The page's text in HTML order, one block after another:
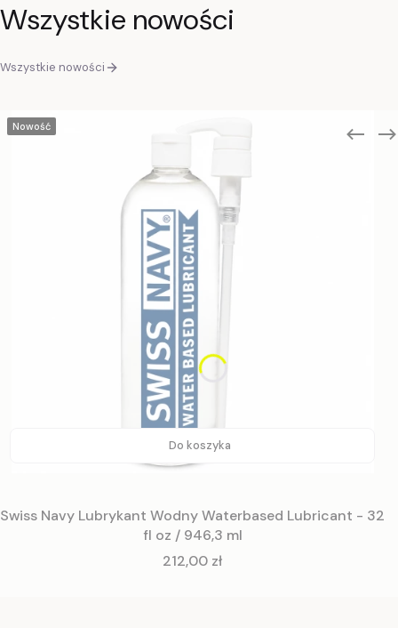
Wszystkie nowości
Wszystkie nowości
Nowość
Do koszyka
Swiss Navy Lubrykant Wodny Waterbased Lubricant - 32
fl oz / 946,3 ml
Cena
212,00 zł